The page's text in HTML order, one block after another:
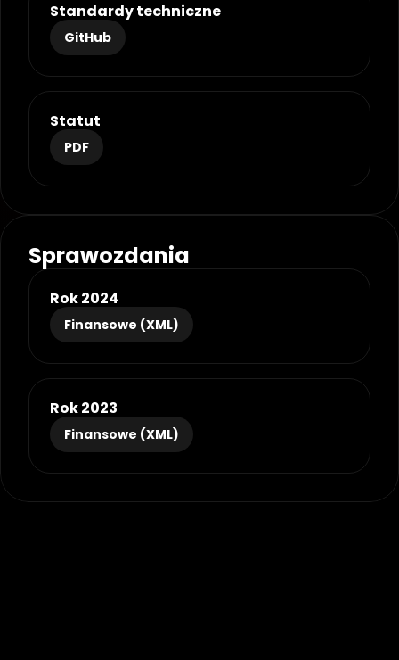
COMMUNITY
Join
Events
Experts
Standardy techniczne
GitHub
Statut
PDF
Sprawozdania
Rok 2024
Finansowe (XML)
Rok 2023
Finansowe (XML)